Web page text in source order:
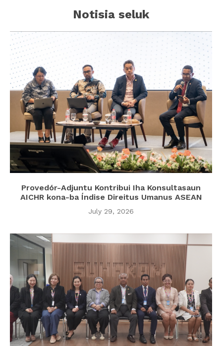
Notisia seluk
Provedór-Adjuntu Kontribui Iha Konsultasaun
AICHR kona-ba Índise Direitus Umanus ASEAN
July 29, 2026